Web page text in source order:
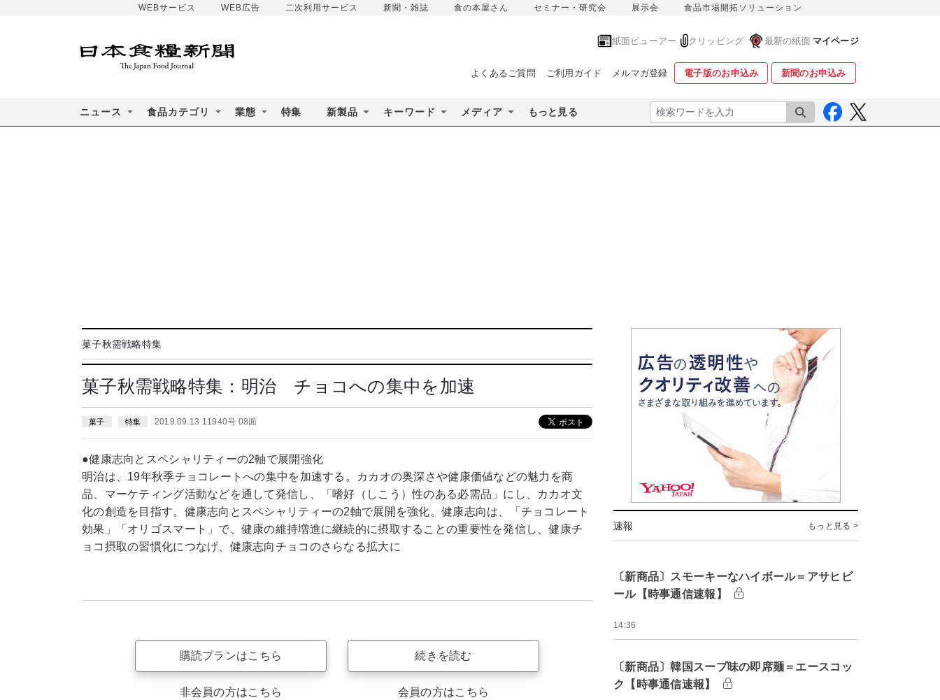
WEBサービス WEB広告 二次利用サービス 新聞・雑誌 食の本屋さん セミナー・研究会 展示会 食品市場開拓ソリューション
紙面ビューアー クリッピング 最新の紙面 マイページ
よくあるご質問 ご利用ガイド メルマガ登録 電子版のお申込み 新聞のお申込み
ニュース 食品カテゴリ 業態 特集 新製品 キーワード メディア もっと見る 検索
菓子秋需戦略特集
菓子秋需戦略特集：明治 チョコへの集中を加速
菓子 特集 2019.09.13 11940号 08面
●健康志向とスペシャリティーの2軸で展開強化
明治は、19年秋季チョコレートへの集中を加速する。カカオの奥深さや健康価値などの魅力を商
品、マーケティング活動などを通して発信し、「嗜好（しこう）性のある必需品」にし、カカオ文
化の創造を目指す。健康志向とスペシャリティーの2軸で展開を強化。健康志向は、「チョコレート
効果」「オリゴスマート」で、健康の維持増進に継続的に摂取することの重要性を発信し、健康チ
ョコ摂取の習慣化につなげ、健康志向チョコのさらなる拡大に
購読プランはこちら
非会員の方はこちら
続きを読む
会員の方はこちら
速報 もっと見る >
〔新商品〕スモーキーなハイボール＝アサヒビ
ール【時事通信速報】
14:36
〔新商品〕韓国スープ味の即席麺＝エースコッ
ク【時事通信速報】